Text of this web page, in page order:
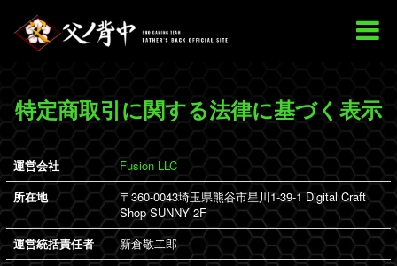
特定商取引に関する法律に基づく表示
運営会社
Fusion LLC
所在地
〒360-0043埼玉県熊谷市星川1-39-1 Digital Craft
Shop SUNNY 2F
運営統括責任者
新倉敬二郎